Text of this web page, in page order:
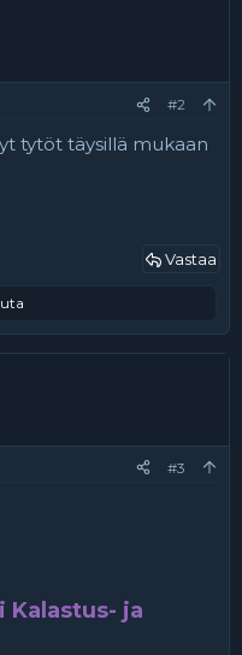
#2
tytöt täysillä mukaan
Vastaa
#3
ja